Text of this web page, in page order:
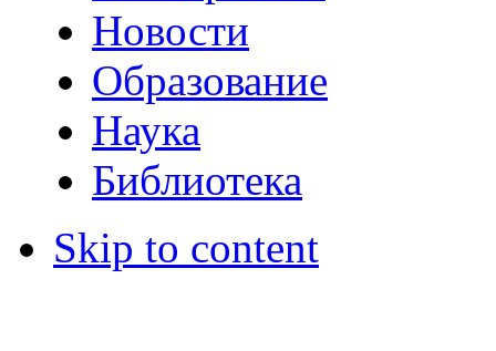
Новости
Образование
Наука
Библиотека
Skip to content